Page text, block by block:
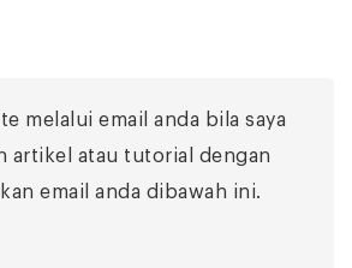
melalui email anda bila saya
artikel atau tutorial dengan
email anda dibawah ini.